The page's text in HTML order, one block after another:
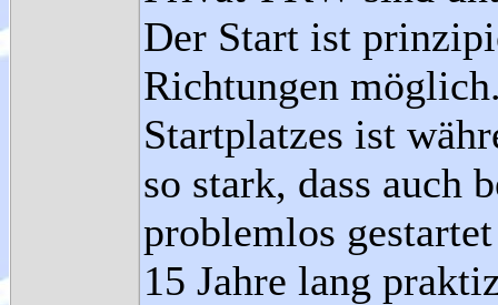
Der Start ist
Richtungen
Startplatzes ist
so stark, dass auch
problemlos
15 Jahre lang